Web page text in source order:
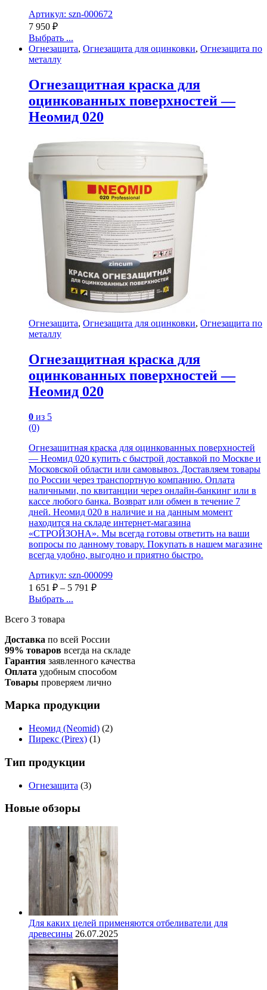
Артикул: szn-000672
7 950 ₽
Выбрать ...
Огнезащита, Огнезащита для оцинковки, Огнезащита по
металлу
Огнезащитная краска для
оцинкованных поверхностей —
Неомид 020
Огнезащита, Огнезащита для оцинковки, Огнезащита по
металлу
Огнезащитная краска для
оцинкованных поверхностей —
Неомид 020
0 из 5
(0)
Огнезащитная краска для оцинкованных поверхностей
— Неомид 020 купить с быстрой доставкой по Москве и
Московской области или самовывоз. Доставляем товары
по России через транспортную компанию. Оплата
наличными, по квитанции через онлайн-банкинг или в
кассе любого банка. Возврат или обмен в течение 7
дней. Неомид 020 в наличие и на данным момент
находится на складе интернет-магазина
«СТРОЙЗОНА». Мы всегда готовы ответить на ваши
вопросы по данному товару. Покупать в нашем магазине
всегда удобно, выгодно и приятно быстро.
Артикул: szn-000099
1 651 ₽ – 5 791 ₽
Выбрать ...
Всего 3 товара
Доставка по всей России
99% товаров всегда на складе
Гарантия заявленного качества
Оплата удобным способом
Товары проверяем лично
Марка продукции
Неомид (Neomid) (2)
Пирекс (Pirex) (1)
Тип продукции
Огнезащита (3)
Новые обзоры
Для каких целей применяются отбеливатели для
древесины 26.07.2025